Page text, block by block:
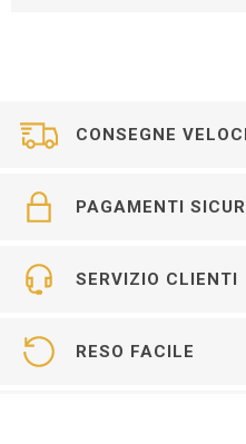
CONSEGNE VELOCI
PAGAMENTI SICURI
SERVIZIO CLIENTI
RESO FACILE